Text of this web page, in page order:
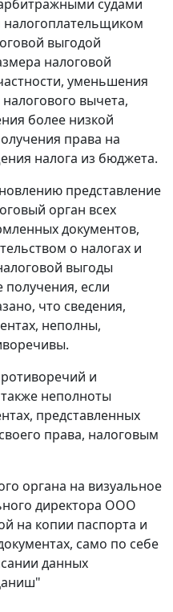
судами
налогоплательщиком
выгодой
налоговой
уменьшения
вычета,
более низкой
права на
налога из бюджета.
представление
орган всех
документов,
о налогах и
выгоды
получения, если
что сведения,
неполны,
и
неполноты
представленных
права, налоговым
органа на визуальное
директора ООО
на копии паспорта и
само по себе
данных